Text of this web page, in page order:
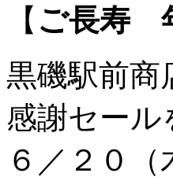
【 ご長寿
黒磯駅前商
感謝セール
６／２０